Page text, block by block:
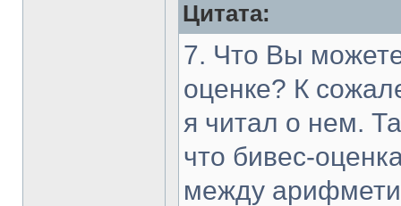
Цитата:
7. Что Вы
оценке? К
я читал о нем.
что бивес-
между